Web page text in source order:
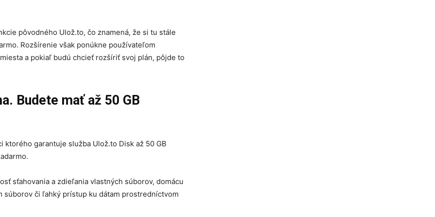
pôvodného Ulož.to, čo znamená, že si tu stále
Rozšírenie však ponúkne používateľom
a pokiaľ budú chcieť rozšíriť svoj plán, pôjde to
Budete mať až 50 GB
ktorého garantuje služba Ulož.to Disk až 50 GB
sťahovania a zdieľania vlastných súborov, domácu
súborov či ľahký prístup ku dátam prostredníctvom